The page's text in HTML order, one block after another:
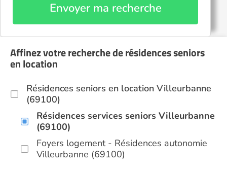
Envoyer ma recherche
Affinez votre recherche de résidences seniors
en location
Résidences seniors en location Villeurbanne
(69100)
Résidences services seniors Villeurbanne
(69100)
Foyers logement - Résidences autonomie
Villeurbanne (69100)